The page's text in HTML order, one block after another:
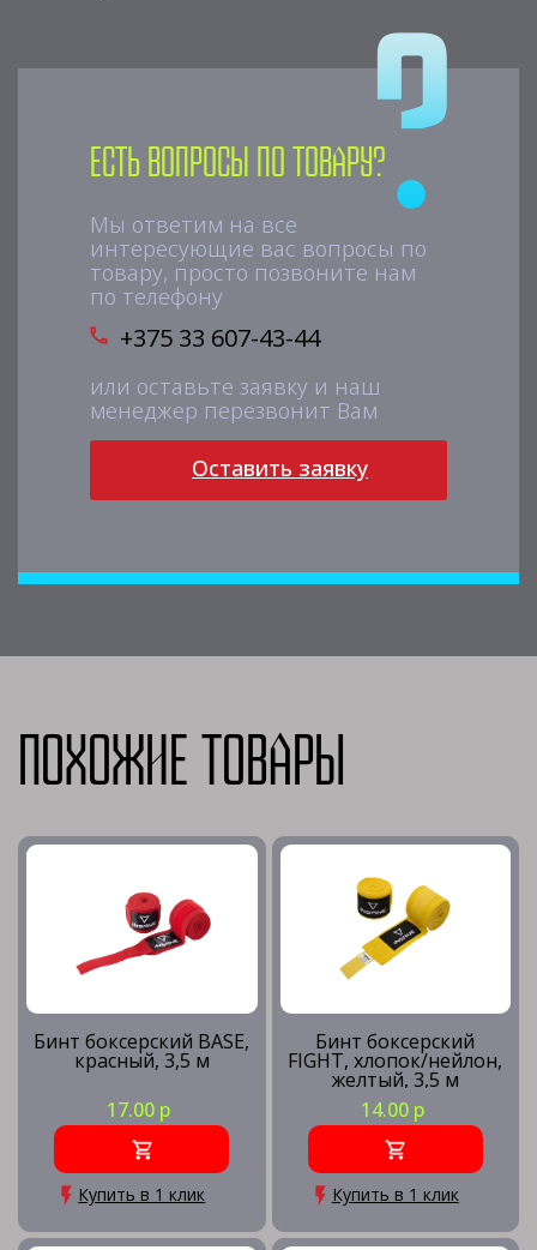
Есть вопросы по товару?
Мы ответим на все
интересующие вас вопросы по
товару, просто позвоните нам
по телефону
+375 33 607-43-44
или оставьте заявку и наш
менеджер перезвонит Вам
Оставить заявку
Похожие товары
Бинт боксерский BASE,
красный, 3,5 м
17.00 р
Купить в 1 клик
Бинт боксерский
FIGHT, хлопок/нейлон,
желтый, 3,5 м
14.00 р
Купить в 1 клик